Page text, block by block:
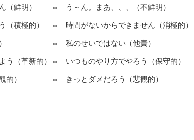
ん（鮮明） ⇔ う～ん。まあ、、、（不鮮明）
（積極的） ⇔ 時間がないからできません（消極的）
責） ⇔ 私のせいではない（他責）
う（革新的）⇔ いつものやり方でやろう（保守的）
観的） ⇔ きっとダメだろう（悲観的）